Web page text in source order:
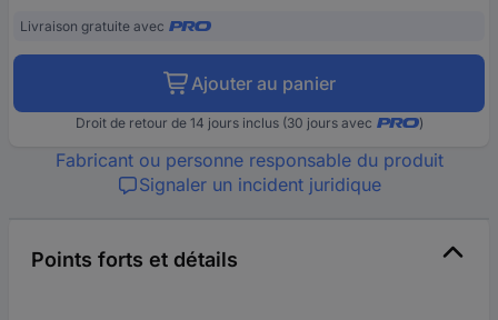
Livraison gratuite avec
Ajouter au panier
Droit de retour de 14 jours inclus (30 jours avec )
Fabricant ou personne responsable du produit
Signaler un incident juridique
Points forts et détails